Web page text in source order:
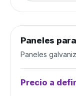
Manejo de
Paneles
Paneles
Precio a